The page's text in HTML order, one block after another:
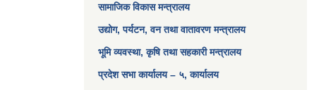
सामाजिक विकास मन्त्रालय
उद्योग, पर्यटन, वन तथा वातावरण मन्त्रालय
भूमि व्यवस्था, कृषि तथा सहकारी मन्त्रालय
प्रदेश सभा कार्यालय – ५, कार्यालय